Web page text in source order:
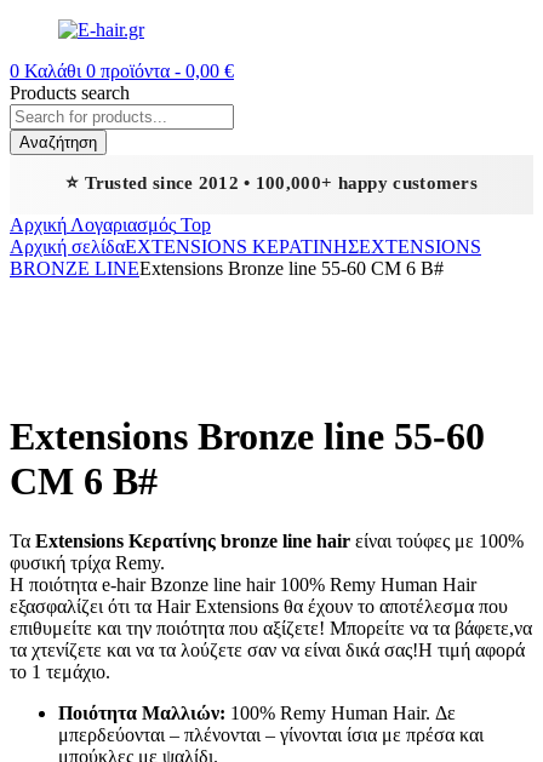
0 Καλάθι 0 προϊόντα - 0,00 €
Products search
Αναζήτηση
⭐ Trusted since 2012 • 100,000+ happy customers
Αρχική Λογαριασμός Top
Αρχική σελίδαEXTENSIONS ΚΕΡΑΤΙΝΗΣEXTENSIONS
BRONZE LINEExtensions Bronze line 55-60 CM 6 Β#
Extensions Bronze line 55-60
CM 6 Β#
Τα Extensions Κερατίνης bronze line hair είναι τούφες με 100%
φυσική τρίχα Remy.
Η ποιότητα e-hair Bzonze line hair 100% Remy Human Hair
εξασφαλίζει ότι τα Hair Extensions θα έχουν το αποτέλεσμα που
επιθυμείτε και την ποιότητα που αξίζετε! Μπορείτε να τα βάφετε,να
τα χτενίζετε και να τα λούζετε σαν να είναι δικά σας!Η τιμή αφορά
το 1 τεμάχιο.
Ποιότητα Μαλλιών: 100% Remy Human Hair. Δε
μπερδεύονται – πλένονται – γίνονται ίσια με πρέσα και
μπούκλες με ψαλίδι.